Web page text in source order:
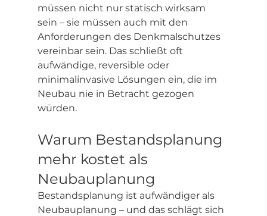
müssen nicht nur statisch wirksam
sein – sie müssen auch mit den
Anforderungen des Denkmalschutzes
vereinbar sein. Das schließt oft
aufwändige, reversible oder
minimalinvasive Lösungen ein, die im
Neubau nie in Betracht gezogen
würden.
Warum Bestandsplanung
mehr kostet als
Neubauplanung
Bestandsplanung ist aufwändiger als
Neubauplanung – und das schlägt sich